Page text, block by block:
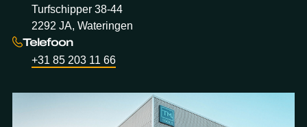
Turfschipper 38-44
2292 JA, Wateringen
Telefoon
+31 85 203 11 66